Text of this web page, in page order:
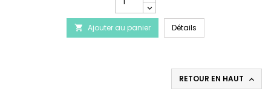
quantité
du
produit
SOUDAL
 Ajouter au panier Détails
RETOUR EN HAUT 